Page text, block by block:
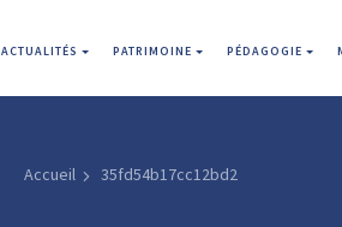
ACTUALITÉS PATRIMOINE PÉDAGOGIE
Accueil 35fd54b17cc12bd2